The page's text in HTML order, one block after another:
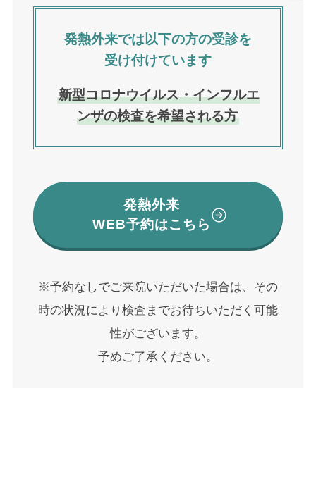
発熱外来では以下の方の受診を
受け付けています
新型コロナウイルス・インフルエ
ンザの検査を希望される方
発熱外来
WEB予約はこちら
※予約なしでご来院いただいた場合は、その
時の状況により検査までお待ちいただく可能
性がございます。
予めご了承ください。